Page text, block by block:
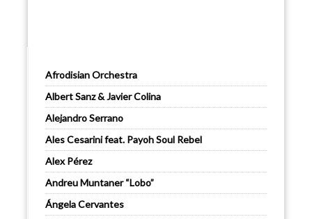
Afrodisian Orchestra
Albert Sanz & Javier Colina
Alejandro Serrano
Ales Cesarini feat. Payoh Soul Rebel
Alex Pérez
Andreu Muntaner “Lobo”
Ángela Cervantes